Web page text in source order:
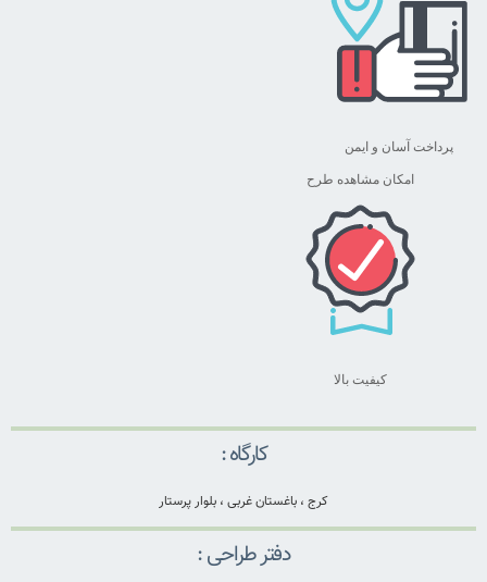
پرداخت آسان و ایمن
امکان مشاهده طرح
کیفیت بالا
کارگاه :
کرج ، باغستان غربی ، بلوار پرستار
دفتر طراحی :